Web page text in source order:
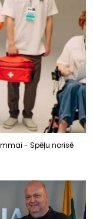
- Spēļu norisē